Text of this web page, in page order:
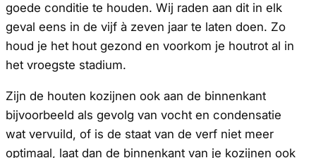
goede conditie te houden. Wij raden aan dit in elk
geval eens in de vijf à zeven jaar te laten doen. Zo
houd je het hout gezond en voorkom je houtrot al in
het vroegste stadium.
Zijn de houten kozijnen ook aan de binnenkant
bijvoorbeeld als gevolg van vocht en condensatie
wat vervuild, of is de staat van de verf niet meer
optimaal, laat dan de binnenkant van je kozijnen ook